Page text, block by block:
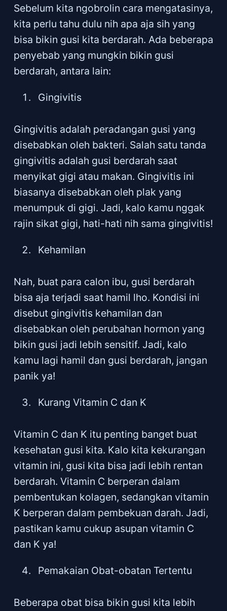
Sebelum kita ngobrolin cara mengatasinya,
kita perlu tahu dulu nih apa aja sih yang
bisa bikin gusi kita berdarah. Ada beberapa
penyebab yang mungkin bikin gusi
berdarah, antara lain:
Gingivitis
Gingivitis adalah peradangan gusi yang
disebabkan oleh bakteri. Salah satu tanda
gingivitis adalah gusi berdarah saat
menyikat gigi atau makan. Gingivitis ini
biasanya disebabkan oleh plak yang
menumpuk di gigi. Jadi, kalo kamu nggak
rajin sikat gigi, hati-hati nih sama gingivitis!
Kehamilan
Nah, buat para calon ibu, gusi berdarah
bisa aja terjadi saat hamil lho. Kondisi ini
disebut gingivitis kehamilan dan
disebabkan oleh perubahan hormon yang
bikin gusi jadi lebih sensitif. Jadi, kalo
kamu lagi hamil dan gusi berdarah, jangan
panik ya!
Kurang Vitamin C dan K
Vitamin C dan K itu penting banget buat
kesehatan gusi kita. Kalo kita kekurangan
vitamin ini, gusi kita bisa jadi lebih rentan
berdarah. Vitamin C berperan dalam
pembentukan kolagen, sedangkan vitamin
K berperan dalam pembekuan darah. Jadi,
pastikan kamu cukup asupan vitamin C
dan K ya!
Pemakaian Obat-obatan Tertentu
Beberapa obat bisa bikin gusi kita lebih